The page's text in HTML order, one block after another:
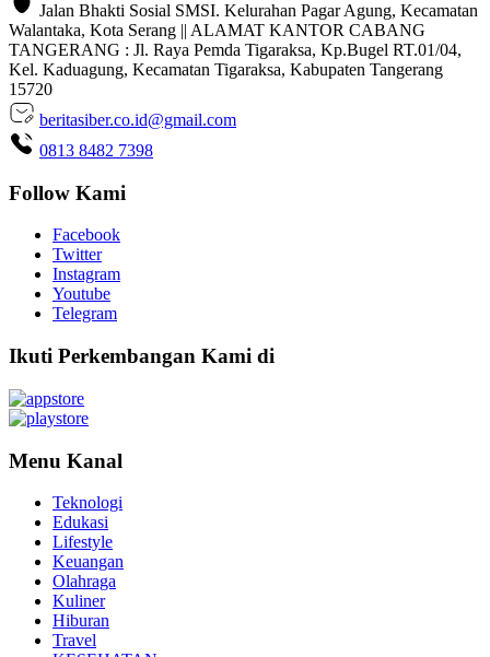
Jalan Bhakti Sosial SMSI. Kelurahan Pagar Agung, Kecamatan
Walantaka, Kota Serang || ALAMAT KANTOR CABANG
TANGERANG : Jl. Raya Pemda Tigaraksa, Kp.Bugel RT.01/04,
Kel. Kaduagung, Kecamatan Tigaraksa, Kabupaten Tangerang
15720
beritasiber.co.id@gmail.com
0813 8482 7398
Follow Kami
Facebook
Twitter
Instagram
Youtube
Telegram
Ikuti Perkembangan Kami di
Menu Kanal
Teknologi
Edukasi
Lifestyle
Keuangan
Olahraga
Kuliner
Hiburan
Travel